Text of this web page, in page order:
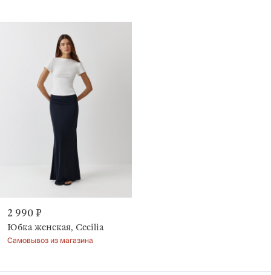
2 990 ₽
Юбка женская, Cecilia
Самовывоз из магазина